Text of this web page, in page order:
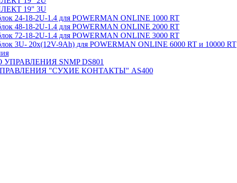
19" 3U
24-18-2U-1.4 для POWERMAN ONLINE 1000 RT
48-18-2U-1.4 для POWERMAN ONLINE 2000 RT
72-18-2U-1.4 для POWERMAN ONLINE 3000 RT
3U- 20x(12V-9Ah) для POWERMAN ONLINE 6000 RT и 10000 RT
SNMP DS801
"СУХИЕ КОНТАКТЫ" AS400